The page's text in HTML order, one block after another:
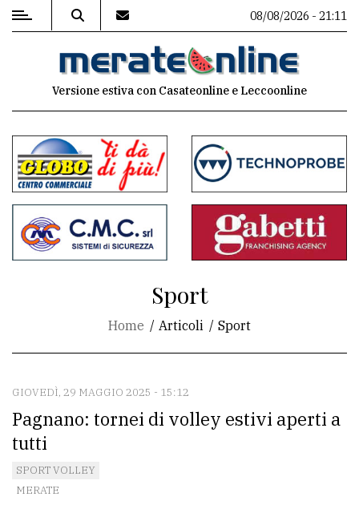
MENU
commenti
Contenuti
del
sito
CONTATTI
La
redazione
Scrivici
08/08/2026 - 21:11
Versione estiva con Casateonline e Leccoonline
Sport
Home Articoli Sport
GIOVEDÌ, 29 MAGGIO 2025 - 15:12
Pagnano: tornei di volley estivi aperti a
tutti
SPORT VOLLEY
MERATE